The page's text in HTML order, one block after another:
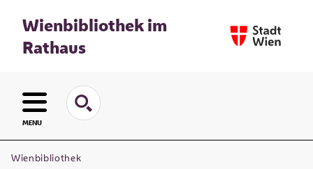
Wienbibliothek im
Rathaus
MENU
Wienbibliothek